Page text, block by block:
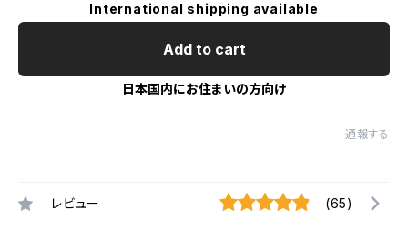
International shipping available
Add to cart
日本国内にお住まいの方向け
通報する
レビュー (65)